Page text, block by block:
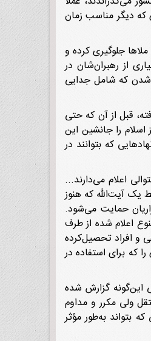
که دیگر مناسب زمان
جلوگیری کرده و
از رهبران‌شان در
شدن که شامل جدایی
قبل از آن که حتی
را جانشین این
که بتوانند در
اعلام می‌دارند...
از سازمان‌های مربوطه یک نظام مدرسه مذهبی است که 32 سال قبل توسط یک آیت‌الله که هنوز
وسیله بازاریان حمایت می‌شود.
اعلام شده از طرف
و افراد تحصیل‌کرده
که برای استفاده در
این‌گونه گزارش شده
ولی مکرر و مداوم
بتواند به‌طور مؤثر